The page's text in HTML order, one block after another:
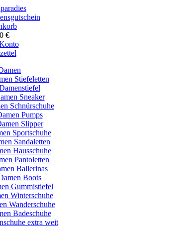
€
Stiefeletten
Sneaker
Schnürschuhe
Pumps
Slipper
Sportschuhe
Sandaletten
Hausschuhe
Pantoletten
Ballerinas
Boots
Gummistiefel
Winterschuhe
Wanderschuhe
Badeschuhe
extra weit